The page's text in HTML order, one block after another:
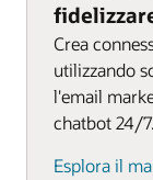
Crea
utilizzando
l'email
chatbot 24/7.
Esplora il